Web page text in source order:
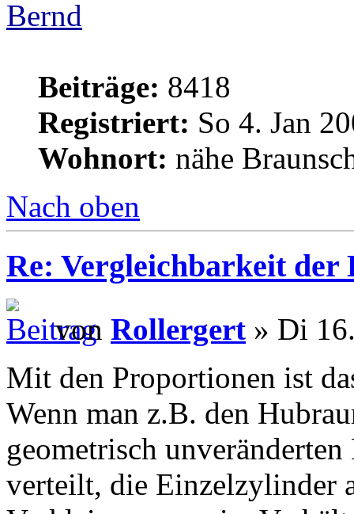
Bernd
Beiträge: 8418
Registriert: So 4. Jan
Wohnort: nähe
Nach oben
Re: Vergleichbarkeit der
von Rollergert » Di
Mit den Proportionen ist
Wenn man z.B. den
geometrisch
verteilt, die Einzelzylinder